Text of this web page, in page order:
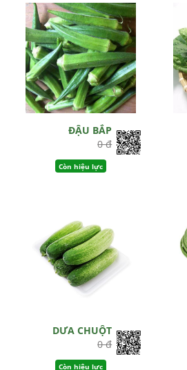
ĐẬU BẮP
0 đ
Còn hiệu lực
DƯA CHUỘT
0 đ
Còn hiệu lực